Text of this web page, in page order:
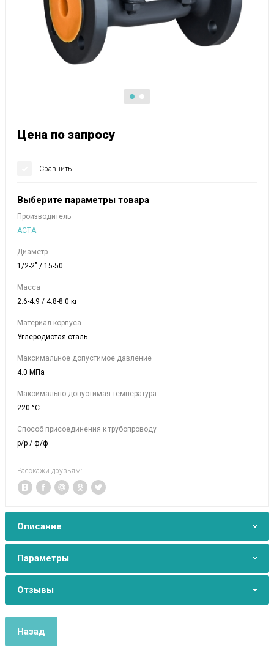
Цена по запросу
Сравнить
Выберите параметры товара
Производитель
АСТА
Диаметр
1/2-2" / 15-50
Масса
2.6-4.9 / 4.8-8.0 кг
Материал корпуса
Углеродистая сталь
Максимальное допустимое давление
4.0 МПа
Максимально допустимая температура
220 °C
Способ присоединения к трубопроводу
р/р / ф/ф
Расскажи друзьям:
Описание
Параметры
Отзывы
Назад